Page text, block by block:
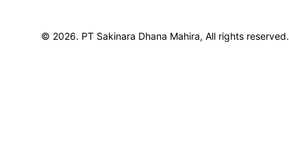
© 2026. PT Sakinara Dhana Mahira, All rights reserved.